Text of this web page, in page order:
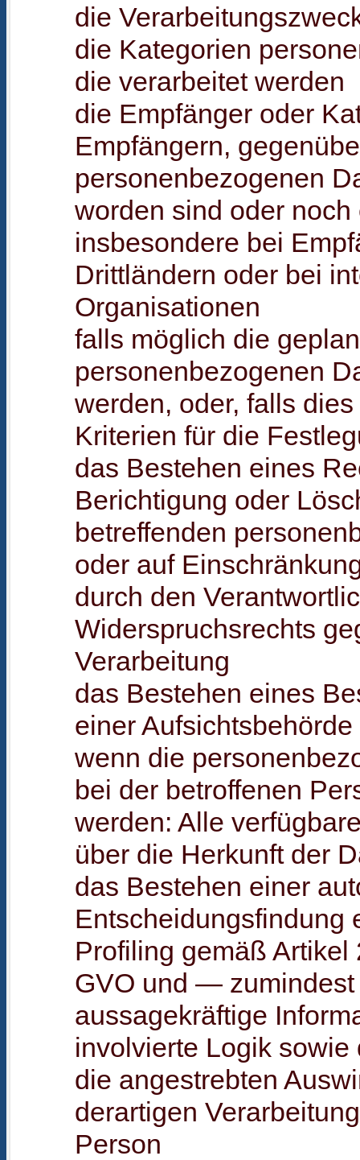
die
die Kategorien
die verarbeitet werden
die Empfänger oder
Empfängern,
personenbezogenen
worden sind oder
insbesondere bei
Drittländern oder bei
Organisationen
falls möglich die
personenbezogenen
werden, oder, falls
Kriterien für die
das Bestehen eines
Berichtigung oder
betreffenden
oder auf
durch den
Widerspruchsrechts
Verarbeitung
das Bestehen eines
einer Aufsichtsbehörde
wenn die
bei der betroffenen
werden: Alle
über die Herkunft der
das Bestehen einer
Entscheidungsfindung
Profiling gemäß Artikel
GVO und —
aussagekräftige
involvierte Logik sowie
die angestrebten
derartigen
Person